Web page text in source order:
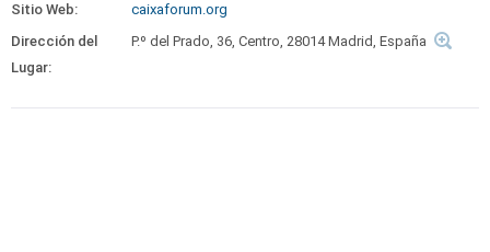
Sitio Web:
caixaforum.org
Dirección del
Lugar:
P.º del Prado, 36, Centro, 28014 Madrid, España